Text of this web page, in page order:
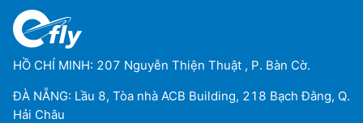
HỒ CHÍ MINH: 207 Nguyễn Thiện Thuật , P. Bàn Cờ.
ĐÀ NẴNG: Lầu 8, Tòa nhà ACB Building, 218 Bạch Đằng, Q.
Hải Châu